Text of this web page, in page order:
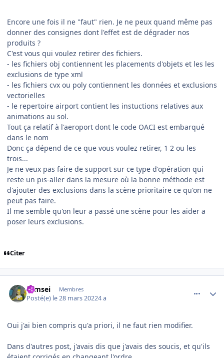
Encore une fois il ne "faut" rien. Je ne peux quand même pas
donner des consignes dont l'effet est de dégrader nos
produits ?
C'est vous qui voulez retirer des fichiers.
- les fichiers obj contiennent les placements d'objets et les les
exclusions de type xml
- les fichiers cvx ou poly contiennent les données et exclusions
vectorielles
- le repertoire airport contient les instuctions relatives aux
animations au sol.
Tout ça relatif à l'aeroport dont le code OACI est embarqué
dans le nom
Donc ça dépend de ce que vous voulez retirer, 1 2 ou les
trois...
Je ne veux pas faire de support sur ce type d'opération qui
reste un pis-aller dans la mesure où la bonne méthode est
d'ajouter des exclusions dans la scène prioritaire ce qu'on ne
peut pas faire.
Il me semble qu'on leur a passé une scène pour les aider a
poser leurs exclusions.
Citer
symsei Membres
Posté(e) le 28 mars 20224 a
Oui j'ai bien compris qu'a priori, il ne faut rien modifier.
Dans d'autres post, j'avais dis que j'avais des soucis, et qu'ils